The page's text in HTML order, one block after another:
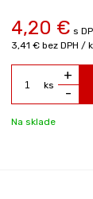
4,20 € s
3,41 € bez DPH /
ks
+
-
Na sklade